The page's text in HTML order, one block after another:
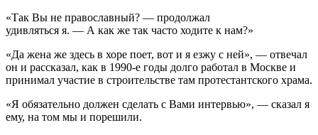
«Так Вы не православный? — продолжал
удивляться я. — А как же так часто ходите к нам?»
«Да жена же здесь в хоре поет, вот и я езжу с ней», — отвечал
он и рассказал, как в 1990-е годы долго работал в Москве и
принимал участие в строительстве там протестантского храма.
«Я обязательно должен сделать с Вами интервью», — сказал я
ему, на том мы и порешили.